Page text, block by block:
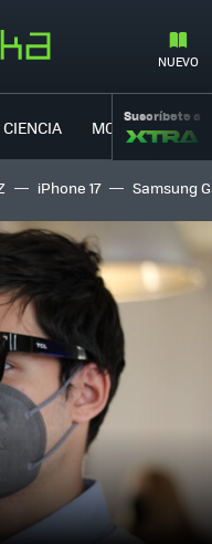
NUEVO
CIENCIA MOVILIDAD
Suscríbete a
iPhone 17 Samsung